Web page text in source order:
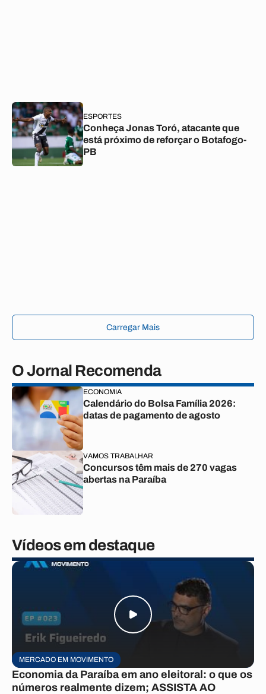
ESPORTES
Conheça Jonas Toró, atacante que
está próximo de reforçar o Botafogo-
PB
Carregar Mais
O Jornal Recomenda
ECONOMIA
Calendário do Bolsa Família 2026:
datas de pagamento de agosto
VAMOS TRABALHAR
Concursos têm mais de 270 vagas
abertas na Paraíba
Vídeos em destaque
MERCADO EM MOVIMENTO
Economia da Paraíba em ano eleitoral: o que os
números realmente dizem; ASSISTA AO